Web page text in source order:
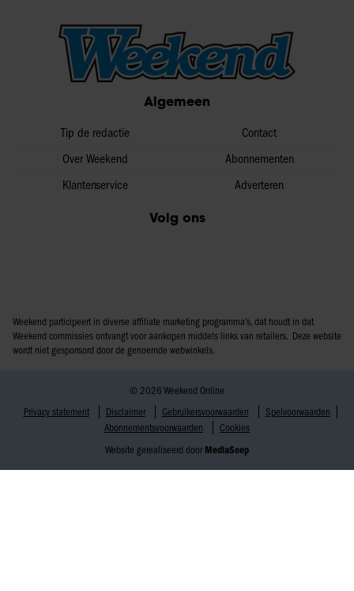
Algemeen
Tip de redactie
Over Weekend
Klantenservice
Contact
Abonnementen
Adverteren
Volg ons
Weekend participeert in diverse affiliate marketing programma’s, dat houdt in dat
Weekend commissies ontvangt voor aankopen middels links van retailers. Deze website
wordt niet gesponsord door de genoemde webwinkels.
© 2026 Weekend Online
Privacy statement
Disclaimer Gebruikersvoorwaarden
Spelvoorwaarden
Abonnementsvoorwaarden
Cookies
Website gerealiseerd door MediaSoep